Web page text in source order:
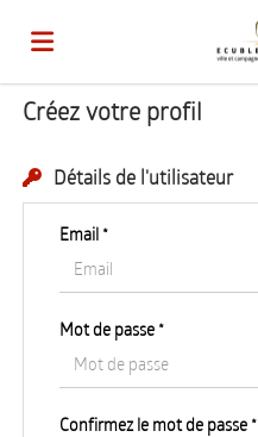
Accueil
Emplois
Déposez
votre
Connexion
Créez votre profil
Détails de l'utilisateur
Email *
Mot de passe *
Confirmez le mot de passe *